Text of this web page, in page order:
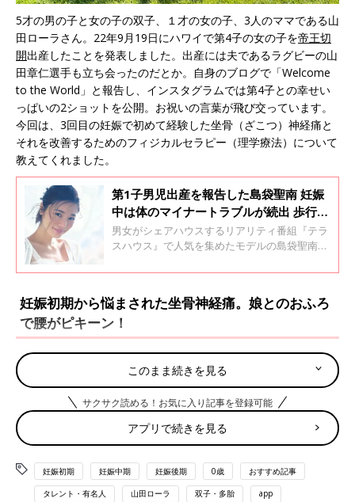
5才の男の子と女の子の双子、１才の女の子、3人のママである山
田ローラさん。22年9月19日にハワイで第4子の女の子を帝王切
開出産したことを発表しました。出産には夫であるラグビーの山
田章仁選手も立ち会ったのだとか。自身のブログで「Welcome
to the World」と報告し、インスタグラムでは第4子との幸せい
っぱいの2ショットを公開。お祝いの言葉が飛び交っています。
今回は、3回目の妊娠で初めて経験した坐骨（ざこつ）神経痛と
それを改善するためのフィジカルセラピー（理学療法）について
教えてくれました。
第1子男児出産を報告した島袋聖南 妊娠
中は体のマイナートラブルが続出 歩行困
難に？！
男女がシェアハウスするリアリティ番組『テラ
スハウス』で人気を集めたモデルの島袋聖南さ
娠中の体の変化や悩みについて教えてもらいま
妊娠初期から悩まされた坐骨神経痛。娘とのおふろ
で腰がピキーン！
第4子の
から坐骨神経痛に悩まされていた私はハワイに
来てからもさらに悪化。数分でも同じ体制でいると腰から左足裏
までズキーン！と痛みが走り、動けなくなることもありました。
妊娠中期になるとシャワーを浴びるのも一苦労。自分だけならな
んとか耐えられる痛みですが、1才の二女も一緒のおふろとなる
と、かなり大変！
わが家のアメリカのおふろはバスタブとシャワーが分かれている
このまま続きを見る
サクサク読める！お気に入り記事を登録可能
アプリで続きを見る
妊娠初期 妊娠中期 妊娠後期 0歳 おすすめ記事
タレント・有名人 山田ローラ 双子・多胎 app